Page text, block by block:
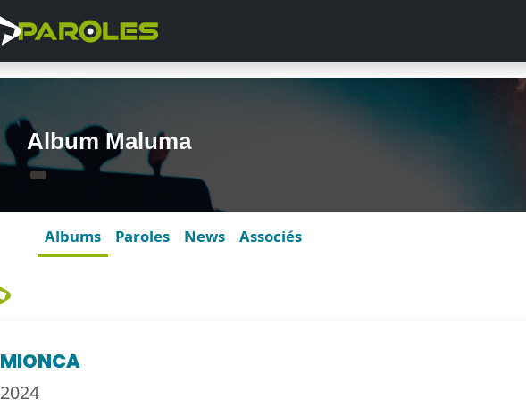
Album Maluma
Albums Paroles News Associés
MIONCA
2024